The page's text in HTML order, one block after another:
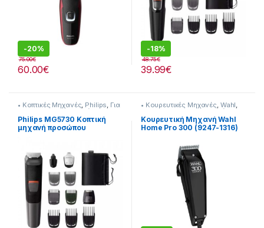
-20%
60.00€
75.00€
-18%
39.99€
48.75€
• Κοπτικές Μηχανές Philips Για
τον Ανδρα Προσωπική
Φροντίδα
Philips MG5730 Κοπτική
μηχανή προσώπου
• Κουρευτικές Μηχανές Wahl
Για τον Ανδρα Προσωπική
Φροντίδα
Κουρευτική Μηχανή Wahl
Home Pro 300 (9247-1316)